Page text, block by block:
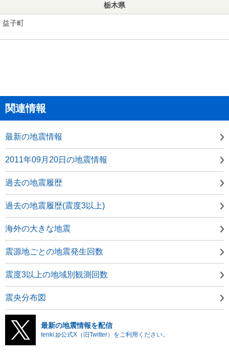
栃木県
益子町
関連情報
最新の地震情報
2011年09月20日の地震情報
過去の地震履歴
過去の地震履歴(震度3以上)
海外の大きな地震
震源地ごとの地震発生回数
震度3以上の地域別観測回数
震央分布図
最新の地震情報を配信
tenki.jp公式X（旧Twitter）をご利用ください。